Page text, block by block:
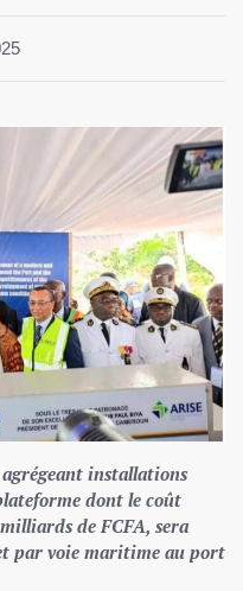
installations
dont le coût
de FCFA, sera
par voie maritime au port